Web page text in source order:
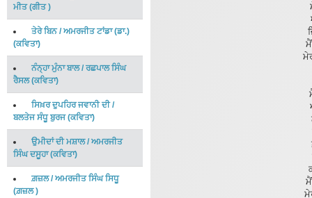
ਮੀਤ(ਗੀਤ)
ਤੇਰੇ ਬਿਨ/ਅਮਰਜੀਤ ਟਾਂਡਾ (ਡਾ.)
(ਕਵਿਤਾ)
ਨੰਨ੍ਹਾ ਮੁੰਨਾ ਬਾਲ/ ਰਛਪਾਲ ਸਿੰਘ
ਰੈਸਲ(ਕਵਿਤਾ)
ਸਿਖ਼ਰ ਦੁਪਹਿਰ ਜਵਾਨੀ ਦੀ/
ਬਲਤੇਜ ਸੰਧੂ ਬੁਰਜ(ਕਵਿਤਾ)
ਉਮੀਦਾਂ ਦੀ ਮਸ਼ਾਲ/ ਅਮਰਜੀਤ
ਸਿੰਘ ਦਸੂਹਾ(ਕਵਿਤਾ)
ਗ਼ਜ਼ਲ/ਅਮਰਜੀਤ ਸਿੰਘ ਸਿਧੂ
(ਗ਼ਜ਼ਲ)